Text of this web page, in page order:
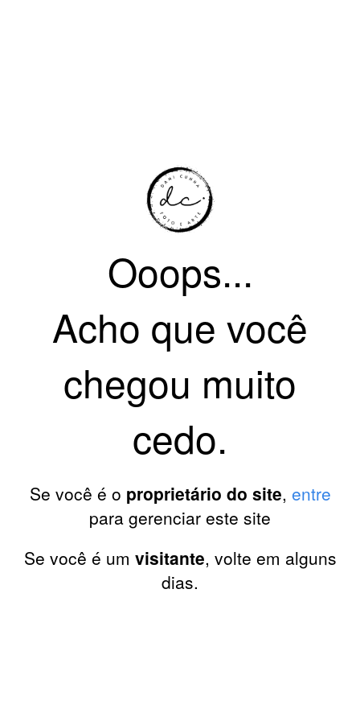
Ooops...
Acho que você
chegou muito
cedo.
Se você é o proprietário do site, entre
para gerenciar este site
Se você é um visitante, volte em alguns
dias.